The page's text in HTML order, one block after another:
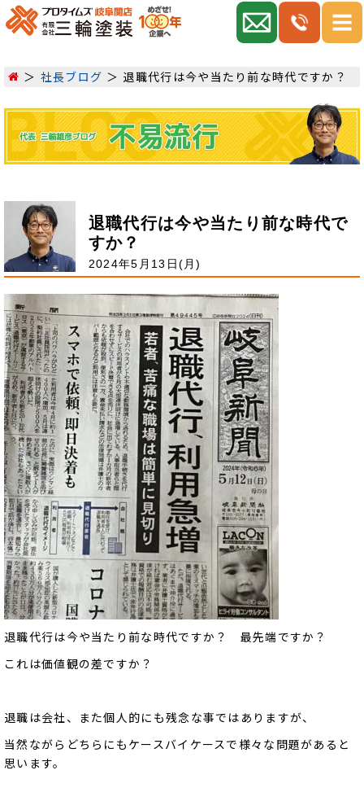
社長ブログ 退職代行は今や当たり前な時代ですか？
退職代行は今や当たり前な時代で
すか？
2024年5月13日(月)
退職代行は今や当たり前な時代ですか？ 最先端ですか？
これは価値観の差ですか？
退職は会社、また個人的にも残念な事ではありますが、
当然ながらどちらにもケースバイケースで様々な問題があると
思います。